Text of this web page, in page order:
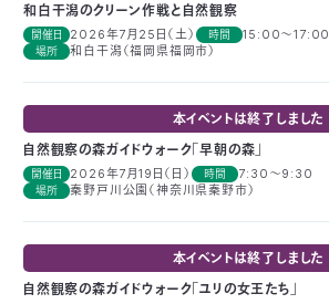
104-
0033
和白干潟のクリーン作戦と自然観察
開催日 2026年7月25日（土） 時間 15:00～17:00
場所 和白干潟（福岡県福岡市）
本イベントは終了しました
自然観察の森ガイドウォーク「早朝の森」
開催日 2026年7月19日（日） 時間 7:30～9:30
場所 秦野戸川公園（神奈川県秦野市）
本イベントは終了しました
自然観察の森ガイドウォーク「ユリの女王たち」